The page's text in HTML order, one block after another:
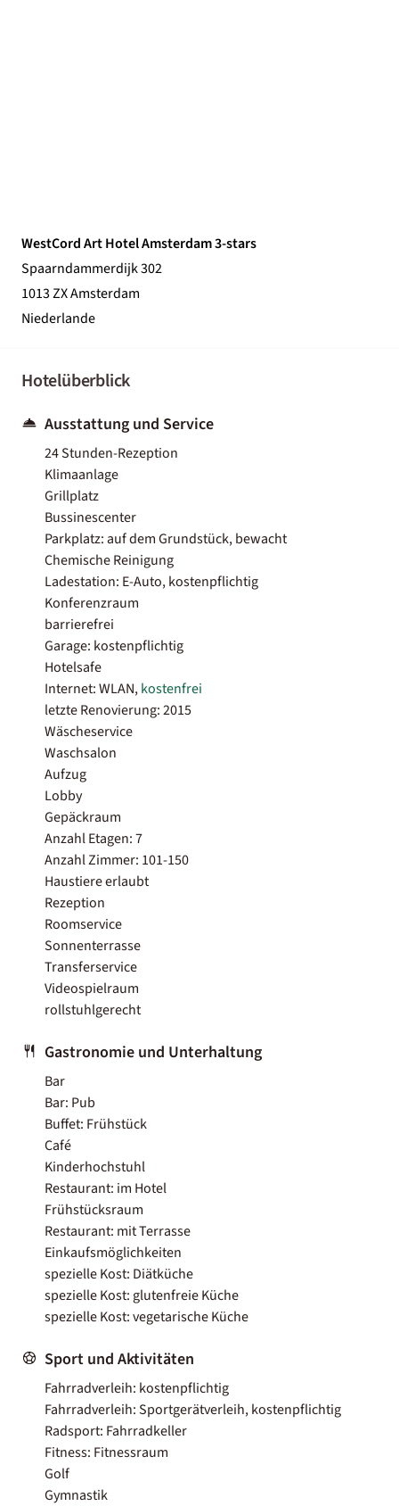
WestCord Art Hotel Amsterdam 3-stars
Spaarndammerdijk 302
1013 ZX Amsterdam
Niederlande
Hotelüberblick
Ausstattung und Service
24 Stunden-Rezeption
Klimaanlage
Grillplatz
Bussinescenter
Parkplatz: auf dem Grundstück, bewacht
Chemische Reinigung
Ladestation: E-Auto, kostenpflichtig
Konferenzraum
barrierefrei
Garage: kostenpflichtig
Hotelsafe
Internet: WLAN,kostenfrei
letzte Renovierung: 2015
Wäscheservice
Waschsalon
Aufzug
Lobby
Gepäckraum
Anzahl Etagen: 7
Anzahl Zimmer: 101-150
Haustiere erlaubt
Rezeption
Roomservice
Sonnenterrasse
Transferservice
Videospielraum
rollstuhlgerecht
Gastronomie und Unterhaltung
Bar
Bar: Pub
Buffet: Frühstück
Café
Kinderhochstuhl
Restaurant: im Hotel
Frühstücksraum
Restaurant: mit Terrasse
Einkaufsmöglichkeiten
spezielle Kost: Diätküche
spezielle Kost: glutenfreie Küche
spezielle Kost: vegetarische Küche
Sport und Aktivitäten
Fahrradverleih: kostenpflichtig
Fahrradverleih: Sportgerätverleih, kostenpflichtig
Radsport: Fahrradkeller
Fitness: Fitnessraum
Golf
Gymnastik